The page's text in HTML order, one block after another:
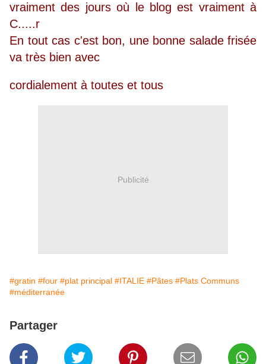
vraiment des jours où le blog est vraiment à
C.....r
En tout cas c'est bon, une bonne salade frisée
va très bien avec
cordialement à toutes et tous
Publicité
#gratin #four #plat principal #ITALIE #Pâtes #Plats Communs
#méditerranée
Partager